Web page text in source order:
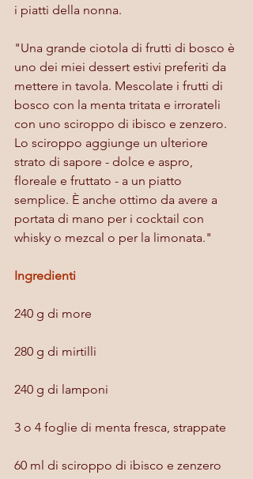
i piatti della nonna.
"Una grande ciotola di frutti di bosco è
uno dei miei dessert estivi preferiti da
mettere in tavola. Mescolate i frutti di
bosco con la menta tritata e irrorateli
con uno sciroppo di ibisco e zenzero.
Lo sciroppo aggiunge un ulteriore
strato di sapore - dolce e aspro,
floreale e fruttato - a un piatto
semplice. È anche ottimo da avere a
portata di mano per i cocktail con
whisky o mezcal o per la limonata."
Ingredienti
240 g di more
280 g di mirtilli
240 g di lamponi
3 o 4 foglie di menta fresca, strappate
60 ml di sciroppo di ibisco e zenzero